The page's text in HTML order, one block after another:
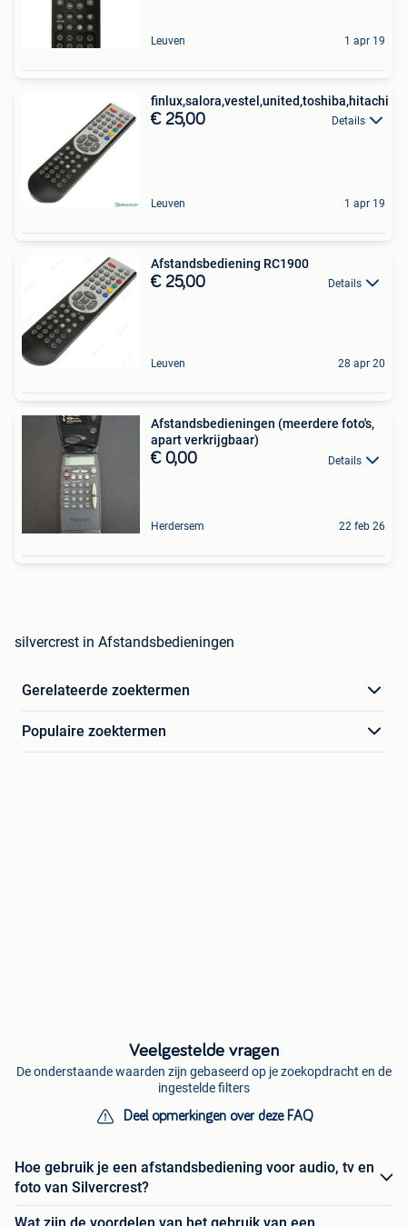
Leuven 1 apr 19
finlux,salora,vestel,united,toshiba,hitachi
€ 25,00 Details
Leuven 1 apr 19
Afstandsbediening RC1900
€ 25,00 Details
Leuven 28 apr 20
Afstandsbedieningen (meerdere foto's,
apart verkrijgbaar)
€ 0,00 Details
Herdersem 22 feb 26
silvercrest in Afstandsbedieningen
Gerelateerde zoektermen
Populaire zoektermen
Veelgestelde vragen
De onderstaande waarden zijn gebaseerd op je zoekopdracht en de
ingestelde filters
Deel opmerkingen over deze FAQ
Hoe gebruik je een afstandsbediening voor audio, tv en
foto van Silvercrest?